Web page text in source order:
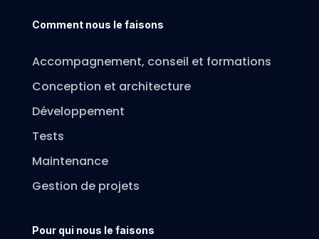
Comment nous le faisons
Accompagnement, conseil et formations
Conception et architecture
Développement
Tests
Maintenance
Gestion de projets
Pour qui nous le faisons